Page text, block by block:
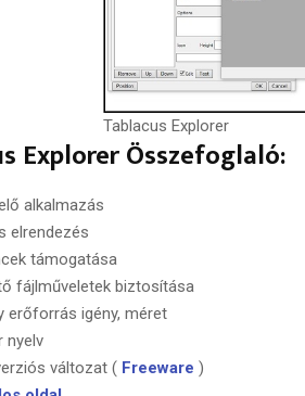
Tablacus Explorer
Explorer Összefoglaló:
alkalmazás
elrendezés
támogatása
fájlműveletek biztosítása
erőforrás igény, méret
nyelv
változat ( Freeware )